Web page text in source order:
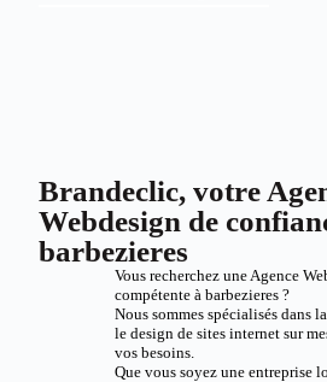
Brandeclic, votre
Webdesign de
barbezieres
Vous recherchez une Agence
compétente à barbezieres ?
Nous sommes spécialisés dans
le design de sites internet sur
vos besoins.
Que vous soyez une entreprise